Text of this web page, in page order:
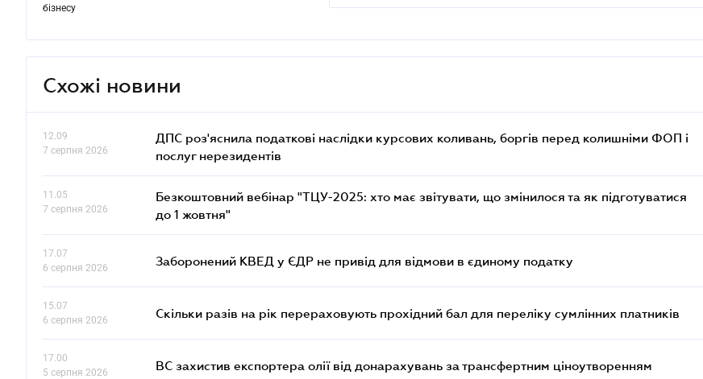
бізнесу
Схожі новини
12.09
7 серпня 2026
ДПС роз'яснила податкові наслідки курсових коливань, боргів перед колишніми ФОП і
послуг нерезидентів
11.05
7 серпня 2026
Безкоштовний вебінар "ТЦУ-2025: хто має звітувати, що змінилося та як підготуватися
до 1 жовтня"
17.07
6 серпня 2026
Заборонений КВЕД у ЄДР не привід для відмови в єдиному податку
15.07
6 серпня 2026
Скільки разів на рік перераховують прохідний бал для переліку сумлінних платників
17.00
5 серпня 2026
ВС захистив експортера олії від донарахувань за трансфертним ціноутворенням